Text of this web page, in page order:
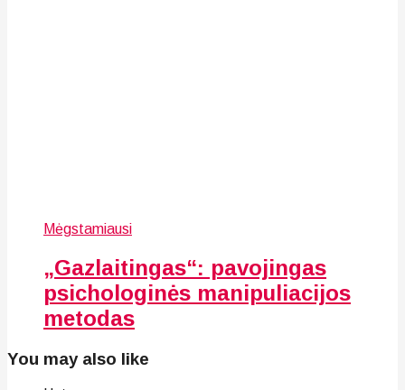
Mėgstamiausi
„Gazlaitingas“: pavojingas
psichologinės manipuliacijos
metodas
You may also like